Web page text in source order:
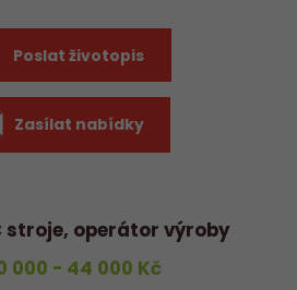
Poslat životopis
Zasílat nabídky
stroje, operátor výroby
000 - 44 000 Kč